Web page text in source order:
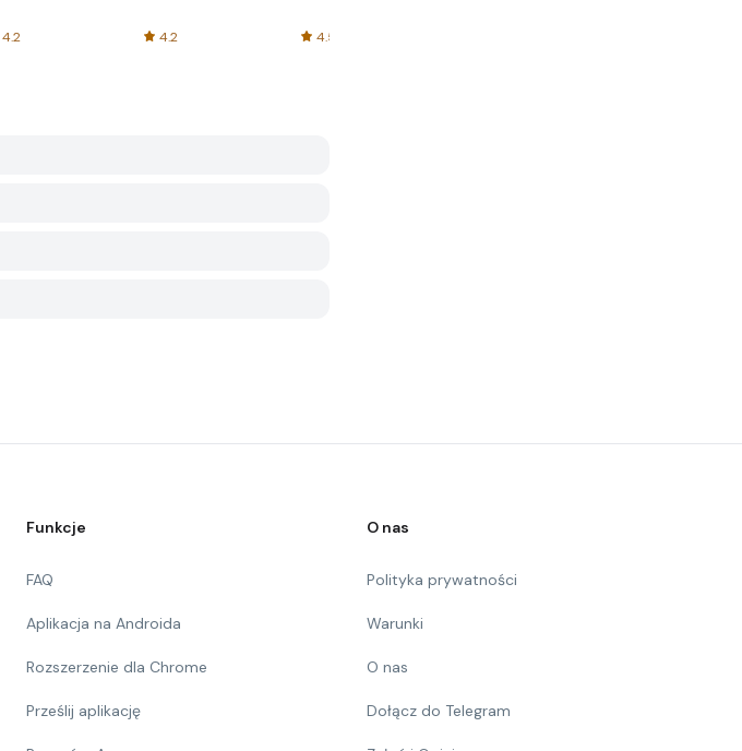
4.2 4.2 4.5
Funkcje
FAQ
Aplikacja na Androida
Rozszerzenie dla Chrome
Prześlij aplikację
O nas
Polityka prywatności
Warunki
O nas
Dołącz do Telegram